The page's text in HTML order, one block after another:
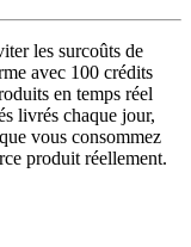
les surcoûts de
avec 100 crédits
en temps réel
livrés chaque jour,
vous consommez
produit réellement.